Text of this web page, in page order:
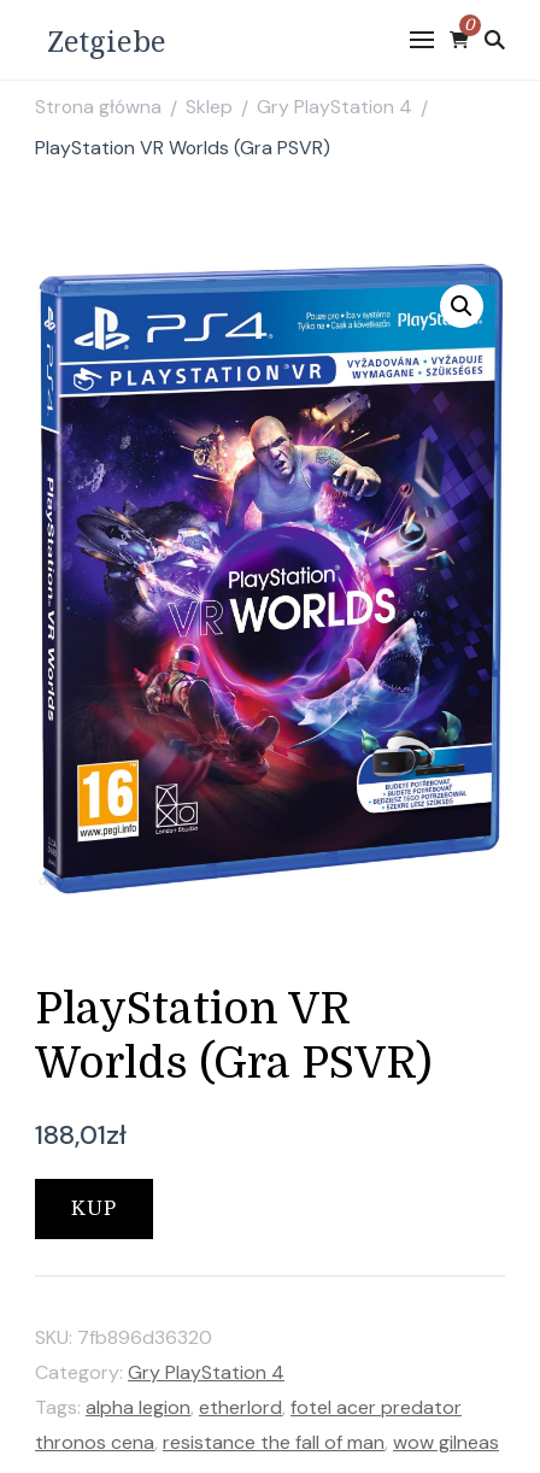
Zetgiebe 0
Strona główna / Sklep / Gry PlayStation 4 /
PlayStation VR Worlds (Gra PSVR)
PlayStation VR
Worlds (Gra PSVR)
188,01zł
KUP
SKU: 7fb896d36320
Category: Gry PlayStation 4
Tags: alpha legion, etherlord, fotel acer predator
thronos cena, resistance the fall of man, wow gilneas